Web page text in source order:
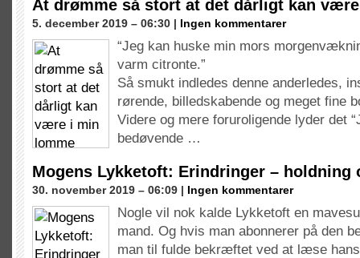
At drømme så stort at det dårligt kan
5. december 2019 – 06:30 | Ingen kommentarer
“Jeg kan huske min mors
varm citronte.”
Så smukt indledes denne anderledes,
rørende, billedskabende og meget fine
Videre og mere foruroligende lyder det
bedøvende …
Mogens Lykketoft: Erindringer – holdning
30. november 2019 – 06:09 | Ingen kommentarer
Nogle vil nok kalde Lykketoft en
mand. Og hvis man abonnerer på den
man til fulde bekræftet ved at læse